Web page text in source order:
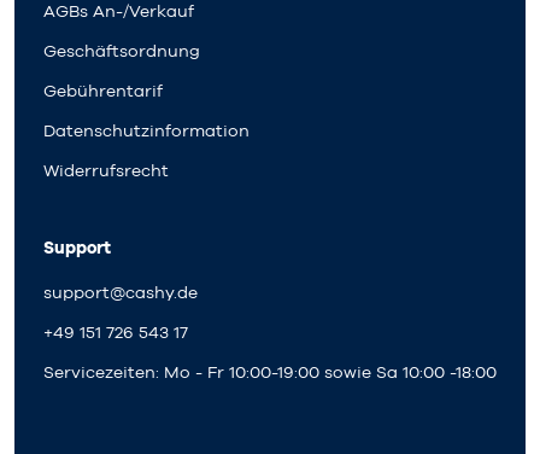
AGBs An-/Verkauf
Geschäftsordnung
Gebührentarif
Datenschutzinformation
Widerrufsrecht
Support
support@cashy.de
+49 151 726 543 17
Servicezeiten: Mo - Fr 10:00-19:00 sowie Sa 10:00 -18:00